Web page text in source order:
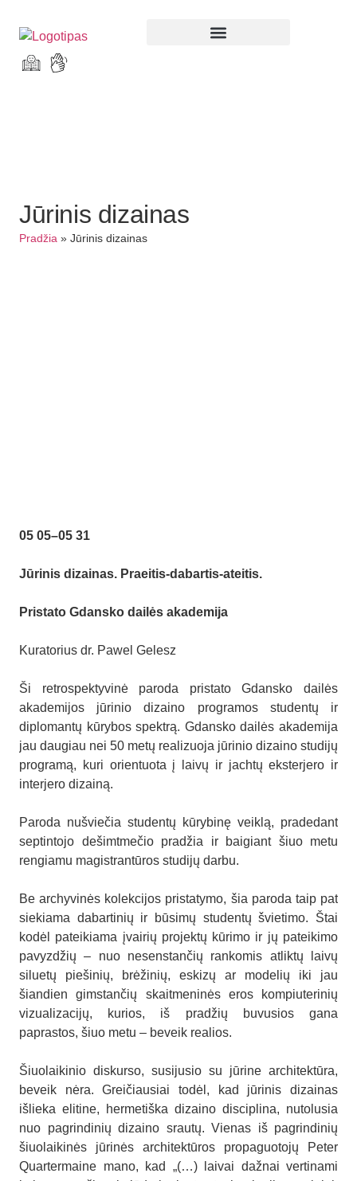
Jūrinis dizainas
Pradžia » Jūrinis dizainas
05 05–05 31
Jūrinis dizainas. Praeitis-dabartis-ateitis.
Pristato Gdansko dailės akademija
Kuratorius dr. Pawel Gelesz
Ši retrospektyvinė paroda pristato Gdansko dailės
akademijos jūrinio dizaino programos studentų ir
diplomantų kūrybos spektrą. Gdansko dailės akademija
jau daugiau nei 50 metų realizuoja jūrinio dizaino studijų
programą, kuri orientuota į laivų ir jachtų eksterjero ir
interjero dizainą.
Paroda nušviečia studentų kūrybinę veiklą, pradedant
septintojo dešimtmečio pradžia ir baigiant šiuo metu
rengiamu magistrantūros studijų darbu.
Be archyvinės kolekcijos pristatymo, šia paroda taip pat
siekiama dabartinių ir būsimų studentų švietimo. Štai
kodėl pateikiama įvairių projektų kūrimo ir jų pateikimo
pavyzdžių – nuo nesenstančių rankomis atliktų laivų
siluetų piešinių, brėžinių, eskizų ar modelių iki jau
šiandien gimstančių skaitmeninės eros kompiuterinių
vizualizacijų, kurios, iš pradžių buvusios gana
paprastos, šiuo metu – beveik realios.
Šiuolaikinio diskurso, susijusio su jūrine architektūra,
beveik nėra. Greičiausiai todėl, kad jūrinis dizainas
išlieka elitine, hermetiška dizaino disciplina, nutolusia
nuo pagrindinių dizaino srautų. Vienas iš pagrindinių
šiuolaikinės jūrinės architektūros propaguotojų Peter
Quartermaine mano, kad „(…) laivai dažnai vertinami